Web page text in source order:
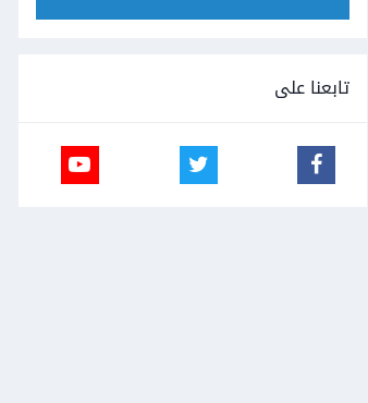
تابعنا على